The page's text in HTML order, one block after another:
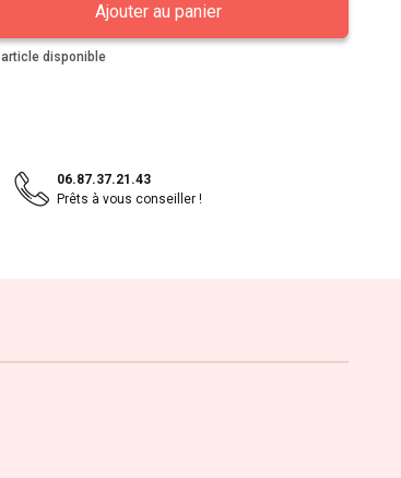
Ajouter au panier
article disponible
06.87.37.21.43
Prêts à vous conseiller !